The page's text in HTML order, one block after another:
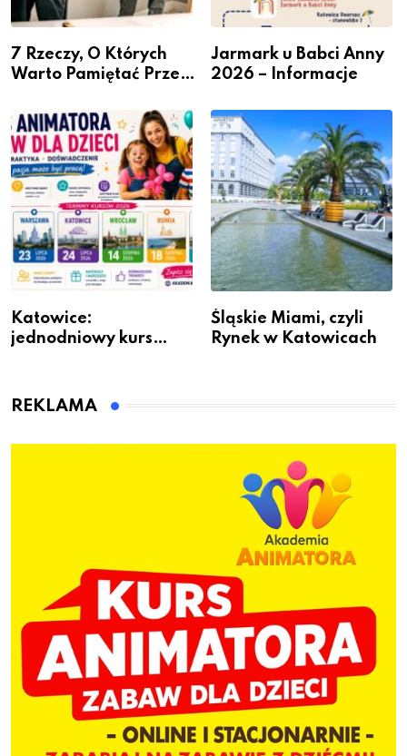
7 Rzeczy, O Których
Warto Pamiętać Przed
Jarmark u Babci Anny
2026 – Informacje
Katowice:
jednodniowy kurs
dzieci
Śląskie Miami, czyli
Rynek w Katowicach
REKLAMA